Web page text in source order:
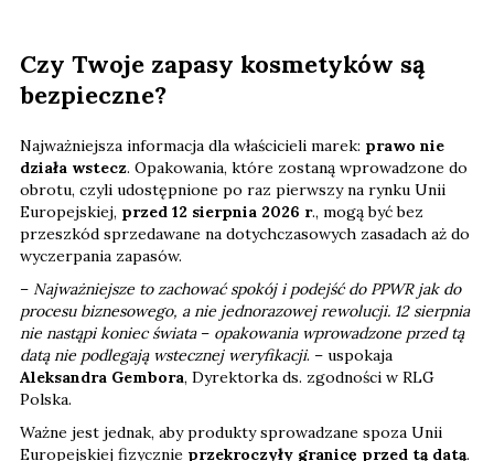
Czy Twoje zapasy kosmetyków są
bezpieczne?
Najważniejsza informacja dla właścicieli marek: prawo nie
działa wstecz. Opakowania, które zostaną wprowadzone do
obrotu, czyli udostępnione po raz pierwszy na rynku Unii
Europejskiej, przed 12 sierpnia 2026 r., mogą być bez
przeszkód sprzedawane na dotychczasowych zasadach aż do
wyczerpania zapasów.
– Najważniejsze to zachować spokój i podejść do PPWR jak do
procesu biznesowego, a nie jednorazowej rewolucji. 12 sierpnia
nie nastąpi koniec świata – opakowania wprowadzone przed tą
datą nie podlegają wstecznej weryfikacji. – uspokaja
Aleksandra Gembora, Dyrektorka ds. zgodności w RLG
Polska.
Ważne jest jednak, aby produkty sprowadzane spoza Unii
Europejskiej fizycznie przekroczyły granicę przed tą datą.